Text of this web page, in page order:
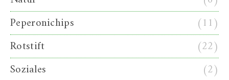
Peperonichips
(11)
Rotstift
(22)
Soziales
(2)